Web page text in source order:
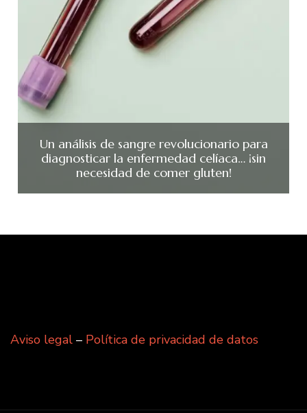
Un análisis de sangre revolucionario para
diagnosticar la enfermedad celíaca… ¡sin
necesidad de comer gluten!
Aviso legal – Política de privacidad de datos